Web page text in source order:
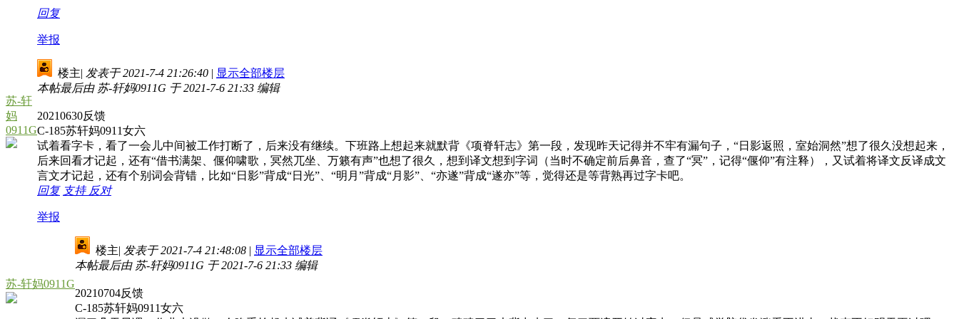
回复
举报
苏-轩
妈
0911G
楼主| 发表于 2021-7-4 21:26:40 | 显示全部楼层
本帖最后由 苏-轩妈0911G 于 2021-7-6 21:33 编辑
20210630反馈
C-185苏轩妈0911女六
试着看字卡，看了一会儿中间被工作打断了，后来没有继续。下班路上想起来就默背《项脊轩志》第一段，发现昨天记得并不牢有漏句子，“日影返照，室始洞然”想了很久没想起来，
后来回看才记起，还有“借书满架、偃仰啸歌，冥然兀坐、万籁有声”也想了很久，想到译文想到字词（当时不确定前后鼻音，查了“冥”，记得“偃仰”有注释），又试着将译文反译成文
言文才记起，还有个别词会背错，比如“日影”背成“日光”、“明月”背成“月影”、“亦遂”背成“遂亦”等，觉得还是等背熟再过字卡吧。
回复 支持 反对
举报
苏-轩妈0911G
楼主| 发表于 2021-7-4 21:48:08 | 显示全部楼层
本帖最后由 苏-轩妈0911G 于 2021-7-6 21:33 编辑
20210704反馈
C-185苏轩妈0911女六